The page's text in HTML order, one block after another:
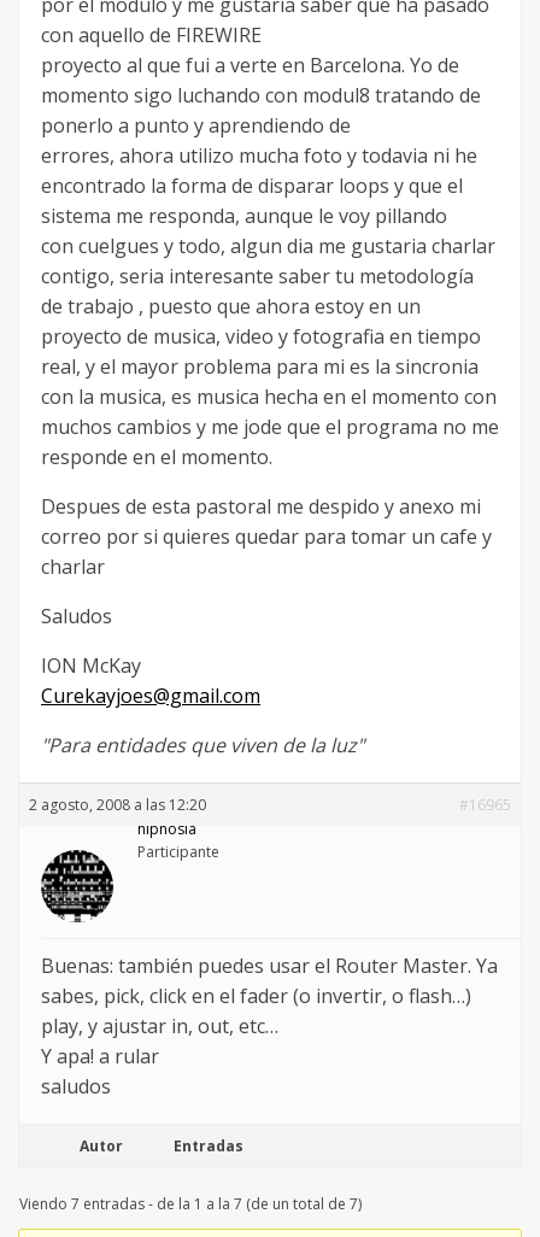
con aquello de FIREWIRE
proyecto al que fui a verte en Barcelona. Yo de
momento sigo luchando con modul8 tratando de
ponerlo a punto y aprendiendo de
errores, ahora utilizo mucha foto y todavia ni he
encontrado la forma de disparar loops y que el
sistema me responda, aunque le voy pillando
con cuelgues y todo, algun dia me gustaria charlar
contigo, seria interesante saber tu metodología
de trabajo , puesto que ahora estoy en un
proyecto de musica, video y fotografia en tiempo
real, y el mayor problema para mi es la sincronia
con la musica, es musica hecha en el momento con
muchos cambios y me jode que el programa no me
responde en el momento.
Despues de esta pastoral me despido y anexo mi
correo por si quieres quedar para tomar un cafe y
charlar
Saludos
ION McKay
Curekayjoes@gmail.com
"Para entidades que viven de la luz"
2 agosto, 2008 a las 12:20
#16965
hipnosia
Participante
Buenas: también puedes usar el Router Master. Ya
sabes, pick, click en el fader (o invertir, o flash…)
play, y ajustar in, out, etc…
Y apa! a rular
saludos
Autor Entradas
Viendo 7 entradas - de la 1 a la 7 (de un total de 7)